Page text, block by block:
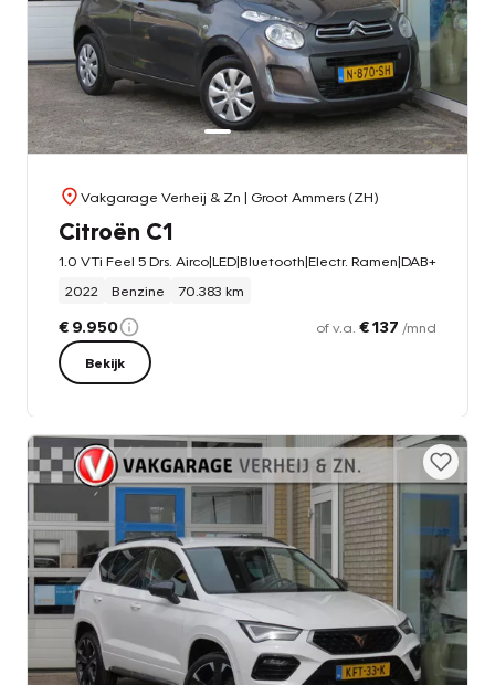
Vakgarage Verheij & Zn | Groot Ammers (ZH)
Citroën C1
1.0 VTi Feel 5 Drs. Airco|LED|Bluetooth|Electr. Ramen|DAB+
2022
Benzine 70.383 km
€ 9.950 of v.a. € 137 /mnd
Bekijk